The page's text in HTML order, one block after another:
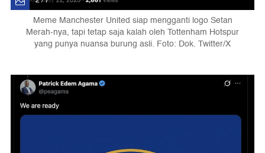
Meme Manchester United siap mengganti logo Setan
Merah-nya, tapi tetap saja kalah oleh Tottenham Hotspur
yang punya nuansa burung asli. Foto: Dok. Twitter/X